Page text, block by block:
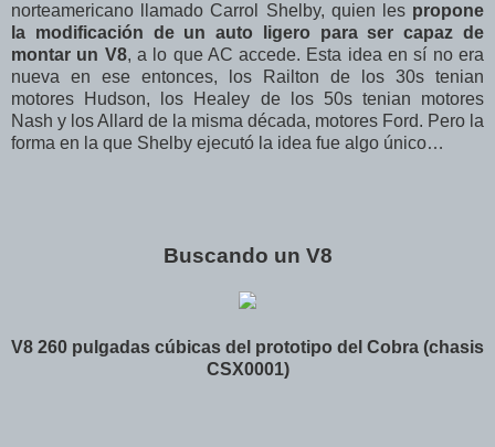
norteamericano llamado Carrol Shelby, quien les propone
la modificación de un auto ligero para ser capaz de
montar un V8, a lo que AC accede. Esta idea en sí no era
nueva en ese entonces, los Railton de los 30s tenian
motores Hudson, los Healey de los 50s tenian motores
Nash y los Allard de la misma década, motores Ford. Pero la
forma en la que Shelby ejecutó la idea fue algo único…
Buscando un V8
V8 260 pulgadas cúbicas del prototipo del Cobra (chasis
CSX0001)